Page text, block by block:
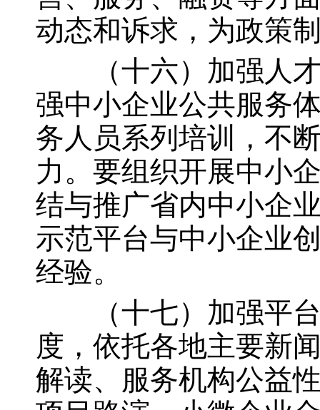
动态和诉求，为政策
（十六）加强人才
强中小企业公共服务
务人员系列培训，不
力。要组织开展中小
结与推广省内中小企
示范平台与中小企业
经验。
（十七）加强平台
度，依托各地主要新
解读、服务机构公益